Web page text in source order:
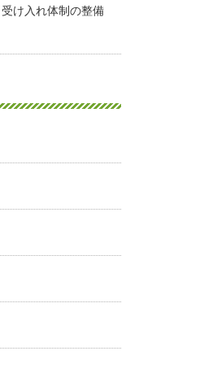
け入れ体制の整備